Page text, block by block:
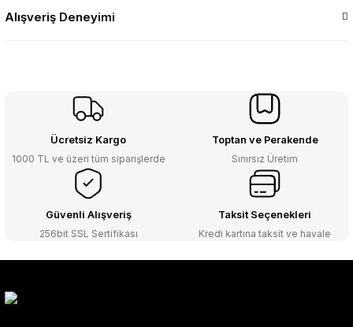
Alışveriş Deneyimi
Ücretsiz Kargo
1000 TL ve üzeri tüm siparişlerde
Toptan ve Perakende
Sınırsız Üretim
Güvenli Alışveriş
256bit SSL Sertifikası
Taksit Seçenekleri
Kredi kartına taksit ve havale